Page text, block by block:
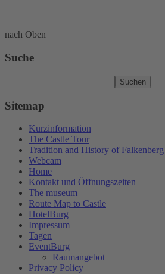
nach Oben
Suche
Suchen
Sitemap
Kurzinformation
The Castle Tour
Tradition and History of Falkenberg
Webcam
Home
Kontakt und Öffnungszeiten
The museum
Route Map to Castle
HotelBurg
Impressum
Tagen
EventBurg
Raumangebot
Privacy Policy